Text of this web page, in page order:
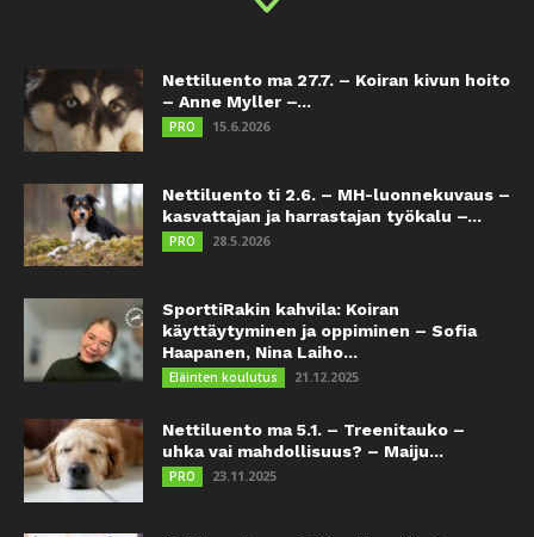
Nettiluento ma 27.7. – Koiran kivun hoito
– Anne Myller –...
PRO 15.6.2026
Nettiluento ti 2.6. – MH-luonnekuvaus –
kasvattajan ja harrastajan työkalu –...
PRO 28.5.2026
SporttiRakin kahvila: Koiran
käyttäytyminen ja oppiminen – Sofia
Haapanen, Nina Laiho...
Eläinten koulutus 21.12.2025
Nettiluento ma 5.1. – Treenitauko –
uhka vai mahdollisuus? – Maiju...
PRO 23.11.2025